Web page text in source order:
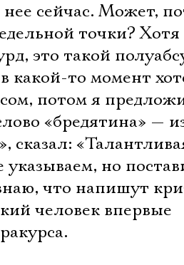
сейчас. Может,
точки? Хотя
это такой
то момент
потом я
«бредятина» —
сказал:
но
что напишут
человек впервые